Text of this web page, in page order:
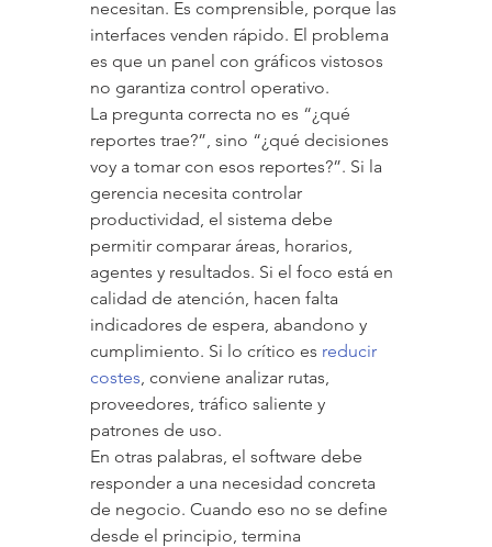
necesitan. Es comprensible, porque las
interfaces venden rápido. El problema
es que un panel con gráficos vistosos
no garantiza control operativo.
La pregunta correcta no es “¿qué
reportes trae?”, sino “¿qué decisiones
voy a tomar con esos reportes?”. Si la
gerencia necesita controlar
productividad, el sistema debe
permitir comparar áreas, horarios,
agentes y resultados. Si el foco está en
calidad de atención, hacen falta
indicadores de espera, abandono y
cumplimiento. Si lo crítico es reducir
costes, conviene analizar rutas,
proveedores, tráfico saliente y
patrones de uso.
En otras palabras, el software debe
responder a una necesidad concreta
de negocio. Cuando eso no se define
desde el principio, termina